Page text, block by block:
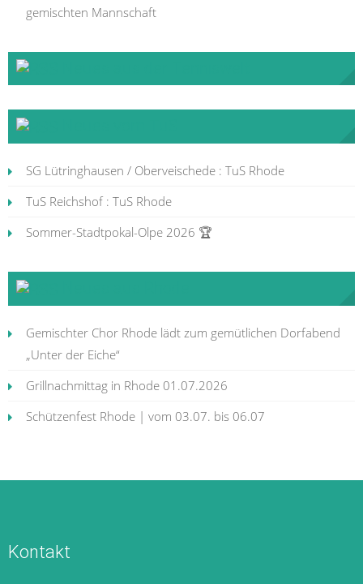
gemischten Mannschaft
SG Lütringhausen / Oberveischede : TuS Rhode
TuS Reichshof : TuS Rhode
Sommer-Stadtpokal-Olpe 2026 🏆
Gemischter Chor Rhode lädt zum gemütlichen Dorfabend
„Unter der Eiche“
Grillnachmittag in Rhode 01.07.2026
Schützenfest Rhode | vom 03.07. bis 06.07
Kontakt